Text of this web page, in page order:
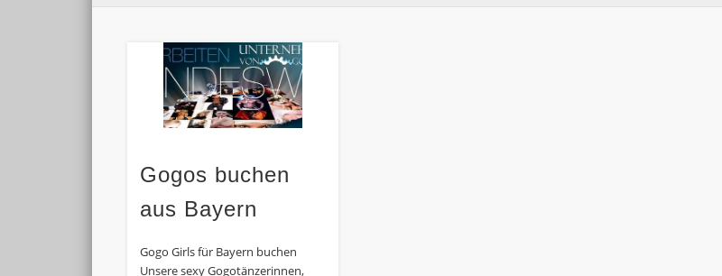
Gogos buchen
aus Bayern
Gogo Girls für Bayern buchen
Unsere sexy Gogotänzerinnen,